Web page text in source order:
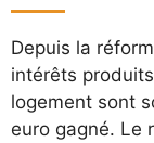
Depuis la
intérêts
logement sont
euro gagné. Le